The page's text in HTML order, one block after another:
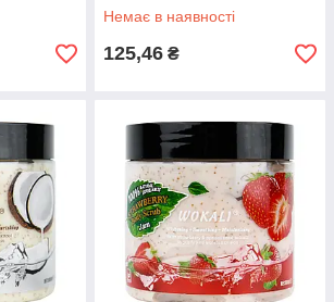
Немає в наявності
125,46 ₴